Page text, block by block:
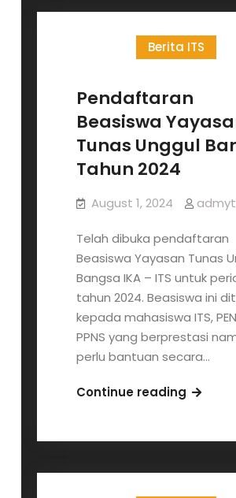
Hasil
Tunas
Unggul
Bangsa
Berita ITS
Pendaftaran
Beasiswa
Tunas Unggul
Tahun 2024
August 1, 2024
Telah dibuka pendaftaran
Beasiswa Yayasan Tunas
Bangsa IKA – ITS untuk
tahun 2024. Beasiswa ini
kepada mahasiswa ITS,
PPNS yang berprestasi
perlu bantuan secara…
Continue reading
Unggul